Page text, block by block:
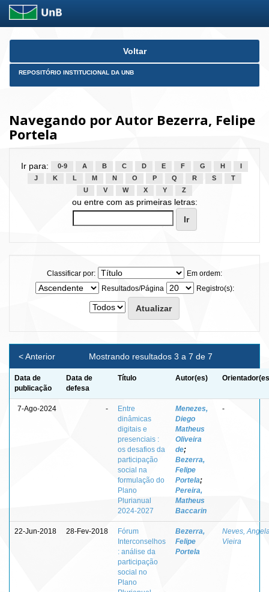
Skip
Voltar
REPOSITÓRIO INSTITUCIONAL DA UNB
Navegando por Autor Bezerra, Felipe
Portela
Ir para: 0-9 A B C D E F G H
J
K L M N O P Q R S
T
U
V W X Y Z
ou entre com as primeiras letras:
Classificar por:
Em ordem:
Resultados/Página
Registro(s):
Mostrando resultados 3 a 7 de 7
< Anterior
Data de
publicação
Data de
defesa
Título Autor(es)
7-Ago-2024 -
Entre
dinâmicas
digitais e
presenciais :
os desafios da
participação
social na
formulação do
Plano
Plurianual
2024-2027
Menezes,
Diego
Matheus
Oliveira
de;
Bezerra,
Felipe
Portela;
Pereira,
Matheus
Baccarin
-
22-Jun-2018 28-Fev-2018
Fórum
Interconselhos
: análise da
participação
social no
Plano
Bezerra,
Felipe
Portela
Neves,
Vieira